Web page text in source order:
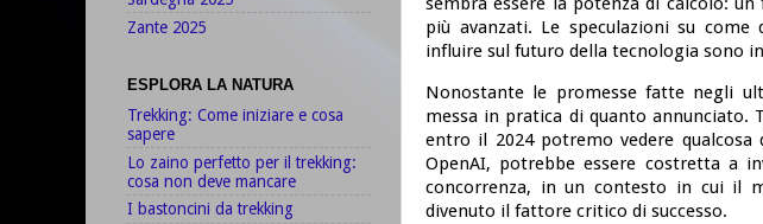
più avanzati. Le speculazioni su come
influire sul futuro della tecnologia sono
Nonostante le promesse fatte negli
messa in pratica di quanto annunciato.
entro il 2024 potremo vedere
OpenAI, potrebbe essere costretta a
concorrenza, in un contesto in cui il
divenuto il fattore critico di successo.
Zante 2025
ESPLORA LA NATURA
Trekking: Come iniziare e cosa
sapere
Lo zaino perfetto per il trekking:
cosa non deve mancare
I bastoncini da trekking